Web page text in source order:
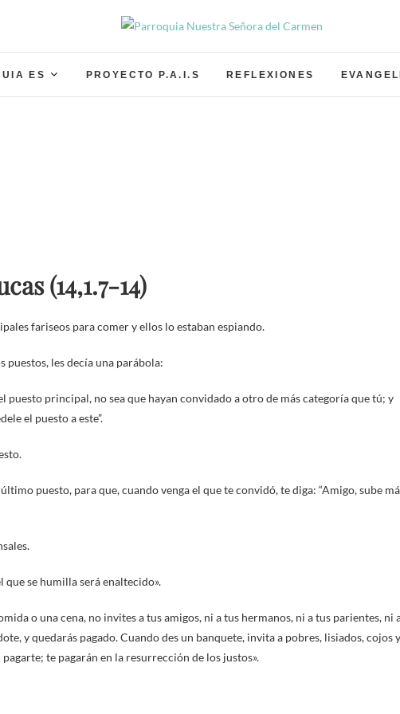
Parroquia Nuestra
ES PROYECTO P.A.I.S REFLEXIONES
(14,1.7-14)
fariseos para comer y ellos lo estaban espiando.
les decía una parábola:
puesto principal, no sea que hayan convidado a otro de más categoría que tú; y
el puesto a este”.
puesto, para que, cuando venga el que te convidó, te diga: “Amigo, sube
se humilla será enaltecido».
o una cena, no invites a tus amigos, ni a tus hermanos, ni a tus parientes, ni
y quedarás pagado. Cuando des un banquete, invita a pobres, lisiados, cojos y
te pagarán en la resurrección de los justos».